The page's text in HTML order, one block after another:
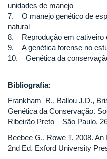
unidades de manejo
7. O manejo genético de
natural
8. Reprodução em cativeiro
9. A genética forense no
10. Genética da
Bibliografia:
Frankham R., Ballou J.D.,
Genética da Conservação.
Ribeirão Preto – São Paulo.
Beebee G., Rowe T. 2008.
2nd Ed. Exford University